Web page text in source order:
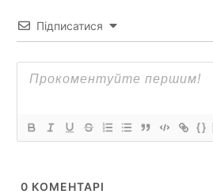
Підписатися
{}
0 КОМЕНТАРІ